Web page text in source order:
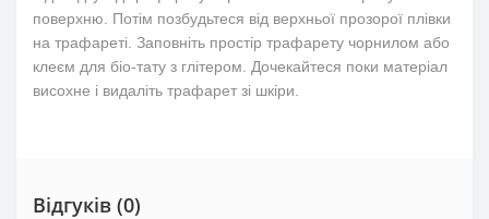
поверхню. Потім позбудьтеся від верхньої прозорої плівки
на трафареті. Заповніть простір трафарету чорнилом або
клеєм для біо-тату з глітером. Дочекайтеся поки матеріал
висохне і видаліть трафарет зі шкіри.
Відгуків (0)